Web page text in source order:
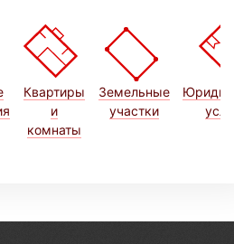
Квартиры
и
комнаты
Земельные
участки